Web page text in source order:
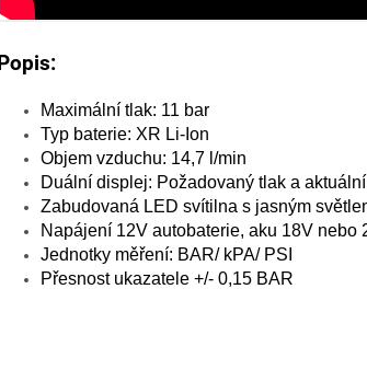
Popis:
Maximální tlak: 11 bar
Typ baterie: XR Li-Ion
Objem vzduchu: 14,7 l/min
Duální displej: Požadovaný tlak a
Zabudovaná LED svítilna s jasným
Napájení 12V autobaterie, aku 18V nebo
Jednotky měření: BAR/ kPA/ PSI
Přesnost ukazatele +/- 0,15 BAR